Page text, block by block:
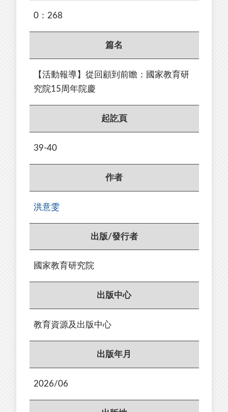
0：268
篇名
【活動報導】從回顧到前瞻：國家教育研
究院15周年院慶
起訖頁
39-40
作者
洪意雯
出版/發行者
國家教育研究院
出版中心
教育資源及出版中心
出版年月
2026/06